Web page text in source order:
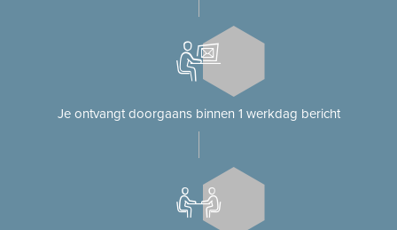
Je ontvangt doorgaans binnen 1 werkdag bericht